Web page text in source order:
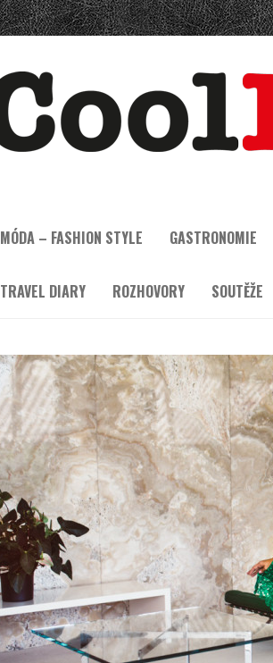
MÓDA – FASHION STYLE GASTRONOMIE
TRAVEL DIARY ROZHOVORY SOUTĚŽE